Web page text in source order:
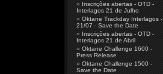
Inscrições abertas - OTD -
Interlagos 21 de Julho
Oktane Trackday Interlagos -
21/07 - Save the Date
Inscrições abertas - OTD -
Interlagos 21 de Abril
Oktane Challenge 1600 -
Press Release
Oktane Challenge 1500 -
Save the Date